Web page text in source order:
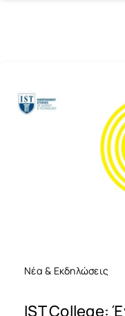
Νέα & Εκδηλώσεις
IST College: